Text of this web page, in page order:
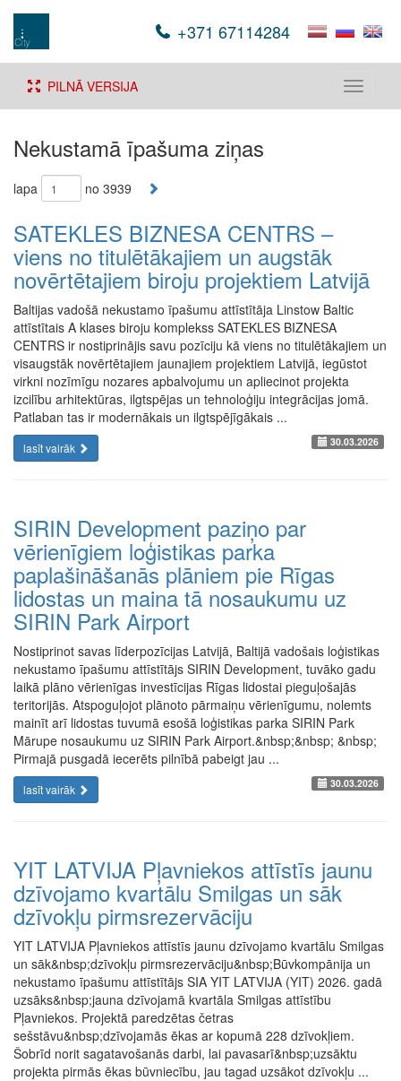
+371 67114284
Toggle
PILNĀ VERSIJA
Nekustamā īpašuma ziņas
lapa no 3939
SATEKLES BIZNESA CENTRS –
viens no titulētākajiem un augstāk
novērtētajiem biroju projektiem Latvijā
Baltijas vadošā nekustamo īpašumu attīstītāja Linstow Baltic
attīstītais A klases biroju komplekss SATEKLES BIZNESA
CENTRS ir nostiprinājis savu pozīciju kā viens no titulētākajiem un
visaugstāk novērtētajiem jaunajiem projektiem Latvijā, iegūstot
virkni nozīmīgu nozares apbalvojumu un apliecinot projekta
izcilību arhitektūras, ilgtspējas un tehnoloģiju integrācijas jomā.
Patlaban tas ir modernākais un ilgtspējīgākais ...
lasīt vairāk 30.03.2026
SIRIN Development paziņo par
vērienīgiem loģistikas parka
paplašināšanās plāniem pie Rīgas
lidostas un maina tā nosaukumu uz
SIRIN Park Airport
Nostiprinot savas līderpozīcijas Latvijā, Baltijā vadošais loģistikas
nekustamo īpašumu attīstītājs SIRIN Development, tuvāko gadu
laikā plāno vērienīgas investīcijas Rīgas lidostai pieguļošajās
teritorijās. Atspoguļojot plānoto pārmaiņu vērienīgumu, nolemts
mainīt arī lidostas tuvumā esošā loģistikas parka SIRIN Park
Mārupe nosaukumu uz SIRIN Park Airport.&nbsp;&nbsp; &nbsp;
Pirmajā pusgadā iecerēts pilnībā pabeigt jau ...
lasīt vairāk 30.03.2026
YIT LATVIJA Pļavniekos attīstīs jaunu
dzīvojamo kvartālu Smilgas un sāk
dzīvokļu pirmsrezervāciju
YIT LATVIJA Pļavniekos attīstīs jaunu dzīvojamo kvartālu Smilgas
un sāk&nbsp;dzīvokļu pirmsrezervāciju&nbsp;Būvkompānija un
nekustamo īpašumu attīstītājs SIA YIT LATVIJA (YIT) 2026. gadā
uzsāks&nbsp;jauna dzīvojamā kvartāla Smilgas attīstību
Pļavniekos. Projektā paredzētas četras
sešstāvu&nbsp;dzīvojamās ēkas ar kopumā 228 dzīvokļiem.
Šobrīd norit sagatavošanās darbi, lai pavasarī&nbsp;uzsāktu
projekta pirmās ēkas būvniecību, jau tagad uzsākot dzīvokļu ...